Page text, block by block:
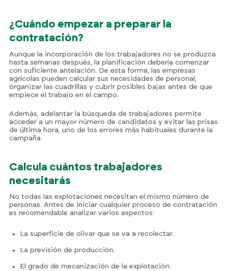
¿Cuándo empezar a preparar la
contratación?
Aunque la incorporación de los trabajadores no se produzca
hasta semanas después, la planificación debería comenzar
con suficiente antelación. De esta forma, las empresas
agrícolas pueden calcular sus necesidades de personal,
organizar las cuadrillas y cubrir posibles bajas antes de que
empiece el trabajo en el campo.
Además, adelantar la búsqueda de trabajadores permite
acceder a un mayor número de candidatos y evitar las prisas
de última hora, uno de los errores más habituales durante la
campaña.
Calcula cuántos trabajadores
necesitarás
No todas las explotaciones necesitan el mismo número de
personas. Antes de iniciar cualquier proceso de contratación
es recomendable analizar varios aspectos:
La superficie de olivar que se va a recolectar.
La previsión de producción.
El grado de mecanización de la explotación.